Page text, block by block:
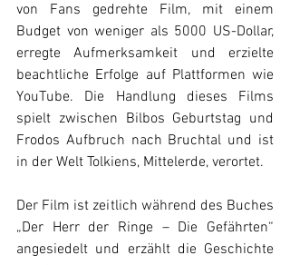
von Fans gedrehte Film, mit einem
Budget von weniger als 5000 US-Dollar,
erregte Aufmerksamkeit und erzielte
beachtliche Erfolge auf Plattformen wie
YouTube. Die Handlung dieses Films
spielt zwischen Bilbos Geburtstag und
Frodos Aufbruch nach Bruchtal und ist
in der Welt Tolkiens, Mittelerde, verortet.
Der Film ist zeitlich während des Buches
„Der Herr der Ringe – Die Gefährten“
angesiedelt und erzählt die Geschichte